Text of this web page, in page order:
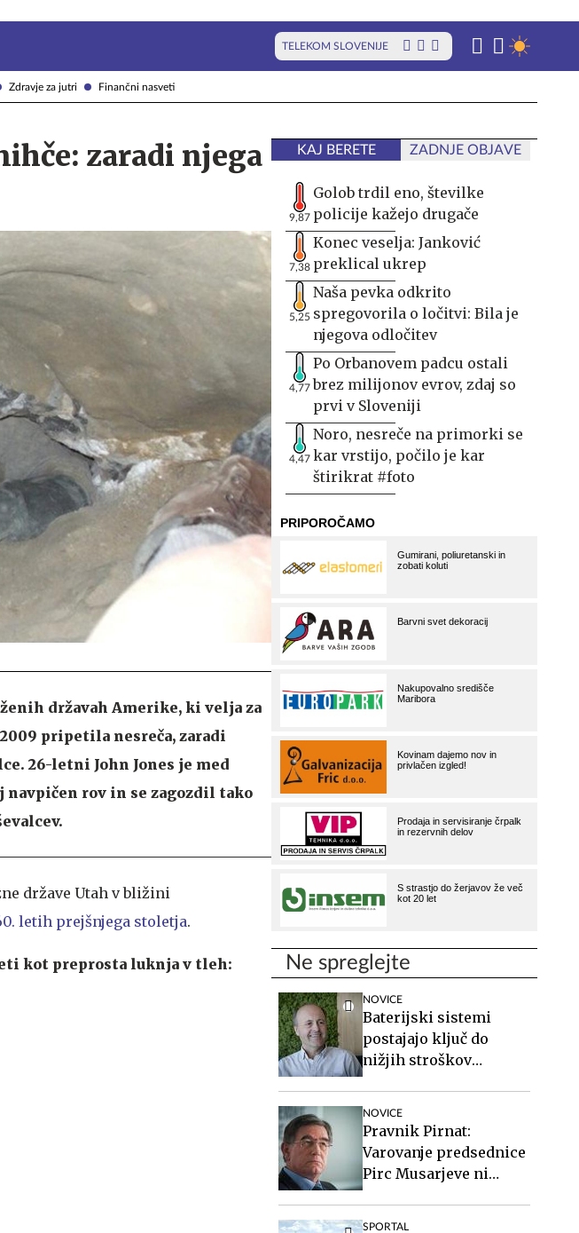
Zdravje za jutri Finančni nasveti
TELEKOM SLOVENIJE
zaradi njega
državah Amerike, ki velja za
pripetila nesreča, zaradi
26-letni John Jones je med
rov in se zagozdil tako
države Utah v bližini
letih prejšnjega stoletja.
kot preprosta luknja v tleh:
KAJ BERETE ZADNJE OBJAVE
9,87
Golob trdil eno, številke
policije kažejo drugače
7,38
Konec veselja: Janković
preklical ukrep
5,25
Naša pevka odkrito
spregovorila o ločitvi: Bila je
njegova odločitev
4,77
Po Orbanovem padcu ostali
brez milijonov evrov, zdaj so
prvi v Sloveniji
4,47
Noro, nesreče na primorki se
kar vrstijo, počilo je kar
štirikrat #foto
Ne spreglejte
NOVICE
Baterijski sistemi
postajajo ključ do
nižjih stroškov
NOVICE
Pravnik Pirnat:
Varovanje predsednice
Pirc Musarjeve ni
SPORTAL